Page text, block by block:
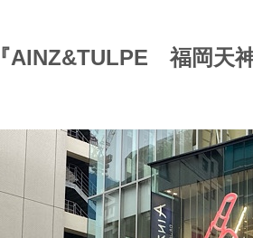
『AINZ&TULPE 福岡天